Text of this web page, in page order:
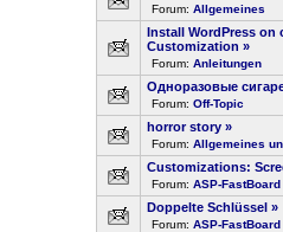
Forum: Allgemeines
Install WordPress on
Customization »
Forum: Anleitungen
Одноразовые
Forum: Off-Topic
horror story »
Forum: Allgemeines
Customizations:
Forum: ASP-
Doppelte Schlüssel »
Forum: ASP-